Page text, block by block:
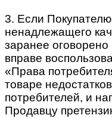
3. Если
ненадлежащего
заранее
вправе
«Права
товаре
потребителей, и
Продавцу